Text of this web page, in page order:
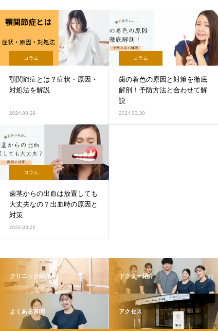
コラム
顎関節症とは？症状・原因・
対処法を解説
2024.08.29
コラム
歯の着色の原因と対策を徹底
解剖！予防方法と合わせて解
説
2024.03.30
コラム
歯茎からの出血は放置しても
大丈夫なの？出血時の原因と
対策
2024.03.20
クリニック紹介 ドクター紹介
よくある質問 アクセス